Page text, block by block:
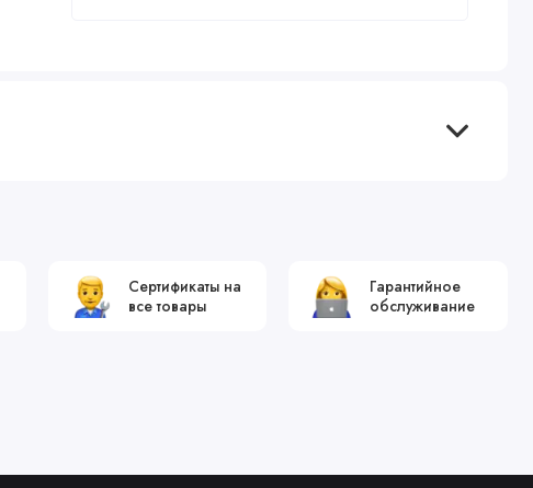
Сертификаты на
все товары
Гарантийное
обслуживание